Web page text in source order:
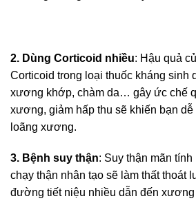
2. Dùng Corticoid nhiều: Hậu quả
Corticoid trong loại thuốc kháng sinh
xương khớp, chàm da… gây ức chế
xương, giảm hấp thu sẽ khiến bạn dễ
loãng xương.
3. Bệnh suy thận: Suy thận mãn
chạy thận nhân tạo sẽ làm thất thoát
đường tiết niệu nhiều dẫn đến